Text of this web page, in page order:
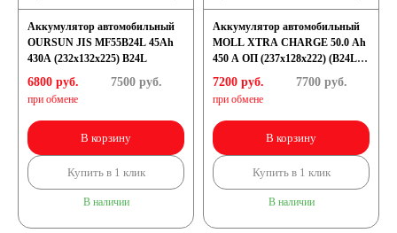
Аккумулятор автомобильный
OURSUN JIS MF55B24L 45Ah
430А (232x132x225) B24L
6800 руб.
при обмене
7500руб.
В корзину
Купить в 1 клик
В наличии
Аккумулятор автомобильный
MOLL XTRA CHARGE 50.0 Ah
450 A ОП (237x128x222) (B24LS
74050)
7200 руб.
при обмене
7700руб.
В корзину
Купить в 1 клик
В наличии